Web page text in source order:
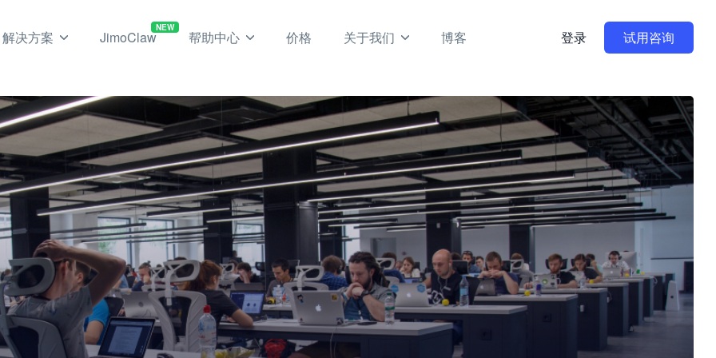
解决方案 JimoClaw
NEW
帮助中心 价格 关于我们 博客 登录 试用咨询